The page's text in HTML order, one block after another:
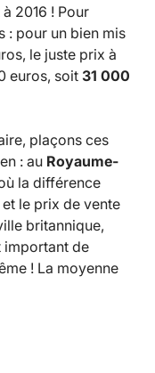
2016 ! Pour
: pour un bien mis
le juste prix à
euros, soit 31 000
plaçons ces
: au Royaume-
la différence
le prix de vente
britannique,
important de
! La moyenne